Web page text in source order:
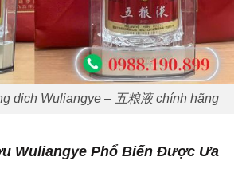
dịch Wuliangye – 五粮液 chính hãng
Wuliangye Phổ Biến Được Ưa